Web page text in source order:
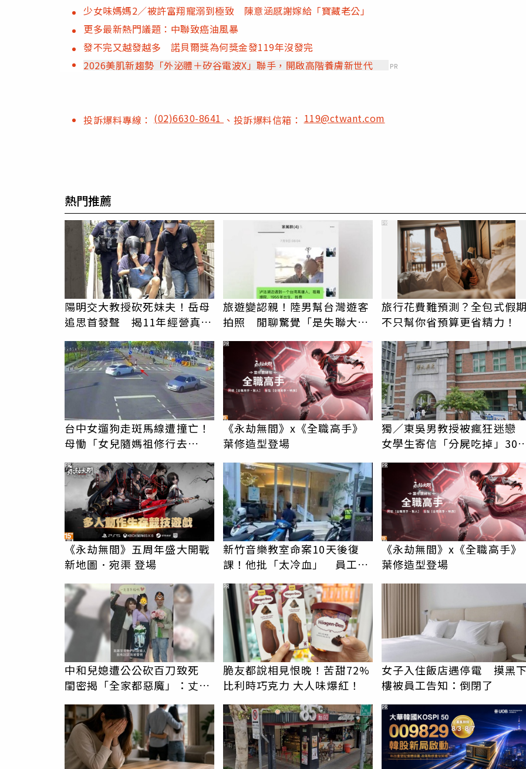
少女味媽媽2／被許富翔寵溺到極致 陳意涵感謝嫁給「寶藏老公」
更多最新熱門議題：中聯致癌油風暴
發不完又越發越多 諾貝爾獎為何獎金發119年沒發完
2026美肌新趨勢「外泌體＋矽谷電波X」聯手，開啟高階養膚新世代
PR
投訴爆料專線： (02)6630-8641 、投訴爆料信箱：119@ctwant.com
熱門推薦
陽明交大教授砍死妹夫！岳母
追思首發聲 揭11年經營真相
駁「爭產」
旅遊變認親！陸男幫台灣遊客
拍照 閒聊驚覺「是失聯大
伯」奇蹟重逢
旅行花費難預測？全包式假
不只幫你省預算更省精力！
PR
台中女遛狗走斑馬線遭撞亡！
母慟「女兒隨媽祖修行去
《永劫無間》x《全職高手》
葉修造型登場
PR
獨／東吳男教授被瘋狂迷
女學生寄信「分屍吃掉」30
《永劫無間》五周年盛大開戰
新地圖．宛渠 登場
PR
新竹音樂教室命案10天後復
課！他批「太冷血」 員工怒
《永劫無間》x《全職高手》
葉修造型登場
PR
中和兒媳遭公公砍百刀致死
閨密揭「全家都惡魔」：丈夫
脆友都說相見恨晚！苦甜72%
比利時巧克力 大人味爆紅！
PR
女子入住飯店遇停電 摸黑
樓被員工告知：倒閉了
PR